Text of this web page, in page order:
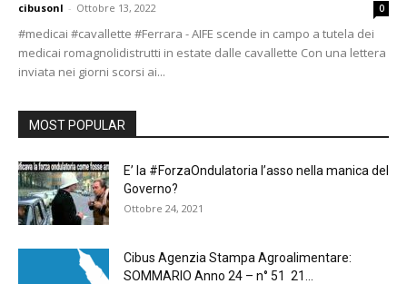
cibusonl - Ottobre 13, 2022 0
#medicai #cavallette #Ferrara - AIFE scende in campo a tutela dei
medicai romagnolidistrutti in estate dalle cavallette Con una lettera
inviata nei giorni scorsi ai...
MOST POPULAR
E’ la #ForzaOndulatoria l’asso nella manica del
Governo?
Ottobre 24, 2021
Cibus Agenzia Stampa Agroalimentare:
SOMMARIO Anno 24 – n° 51 21...